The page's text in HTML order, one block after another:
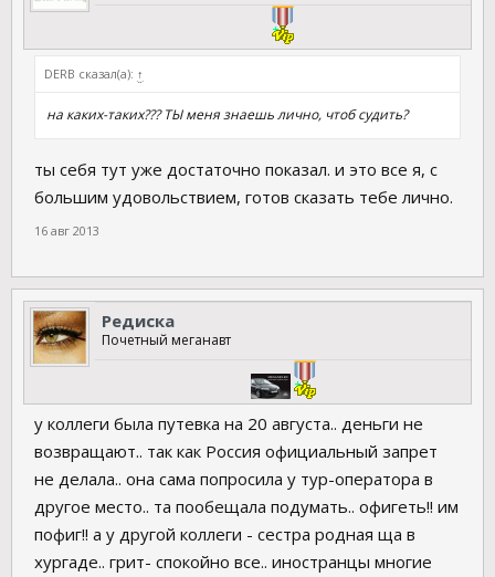
DERB сказал(а): ↑
на каких-таких??? ТЫ меня знаешь лично, чтоб судить?
ты себя тут уже достаточно показал. и это все я, с
большим удовольствием, готов сказать тебе лично.
16 авг 2013
Редиска
Почетный меганавт
у коллеги была путевка на 20 августа.. деньги не
возвращают.. так как Россия официальный запрет
не делала.. она сама попросила у тур-оператора в
другое место.. та пообещала подумать.. офигеть!! им
пофиг!! а у другой коллеги - сестра родная ща в
хургаде.. грит- спокойно все.. иностранцы многие